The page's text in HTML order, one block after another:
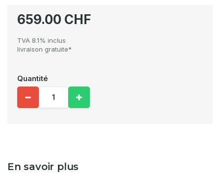
659.00 CHF
TVA 8.1% inclus
livraison gratuite*
Quantité
En savoir plus